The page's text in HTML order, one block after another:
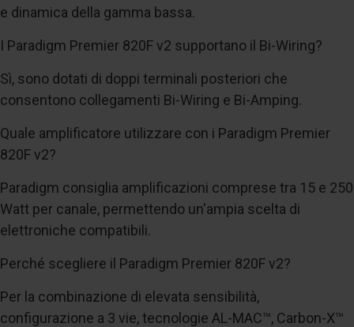
e dinamica della gamma bassa.
I Paradigm Premier 820F v2 supportano il Bi-Wiring?
Sì, sono dotati di doppi terminali posteriori che
consentono collegamenti Bi-Wiring e Bi-Amping.
Quale amplificatore utilizzare con i Paradigm Premier
820F v2?
Paradigm consiglia amplificazioni comprese tra 15 e 250
Watt per canale, permettendo un'ampia scelta di
elettroniche compatibili.
Perché scegliere il Paradigm Premier 820F v2?
Per la combinazione di elevata sensibilità,
configurazione a 3 vie, tecnologie AL-MAC™, Carbon-X™